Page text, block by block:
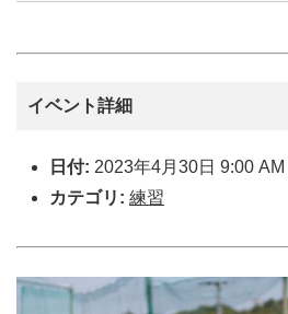
イベント詳細
日付: 2023年4月30日 9:00 AM
カテゴリ: 練習